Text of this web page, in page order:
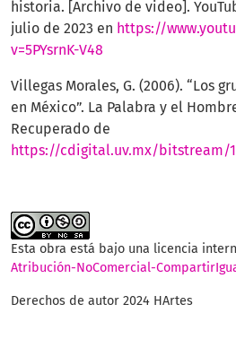
historia. [Archivo de video].
julio de 2023 en https://
v=5PYsrnK-V48
Villegas Morales, G. (2006). “Los
en México”. La Palabra y el
Recuperado de
https://cdigital.uv.mx/bitstream/
Esta obra está bajo una licencia
Atribución-NoComercial-
Derechos de autor 2024 HArtes